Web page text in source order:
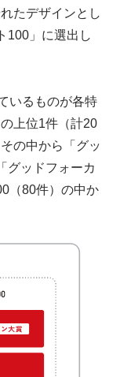
た​デザインと​し
100」に​選出し
いる​ものが​各特
上位1件​（計20
の​中から​「グッ
グッドフォーカ
（80件）の​中か